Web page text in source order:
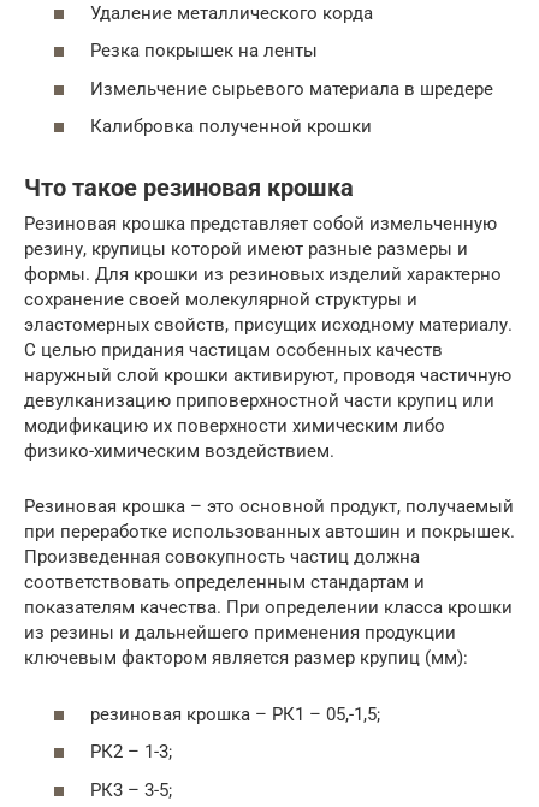
Удаление металлического корда
Резка покрышек на ленты
Измельчение сырьевого материала в шредере
Калибровка полученной крошки
Что такое резиновая крошка
Резиновая крошка представляет собой измельченную
резину, крупицы которой имеют разные размеры и
формы. Для крошки из резиновых изделий характерно
сохранение своей молекулярной структуры и
эластомерных свойств, присущих исходному материалу.
С целью придания частицам особенных качеств
наружный слой крошки активируют, проводя частичную
девулканизацию приповерхностной части крупиц или
модификацию их поверхности химическим либо
физико-химическим воздействием.
Резиновая крошка – это основной продукт, получаемый
при переработке использованных автошин и покрышек.
Произведенная совокупность частиц должна
соответствовать определенным стандартам и
показателям качества. При определении класса крошки
из резины и дальнейшего применения продукции
ключевым фактором является размер крупиц (мм):
резиновая крошка – РК1 – 05,-1,5;
РК2 – 1-3;
РК3 – 3-5;